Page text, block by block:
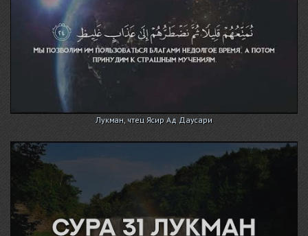
Лукман, чтец Ясир Ад Даусари